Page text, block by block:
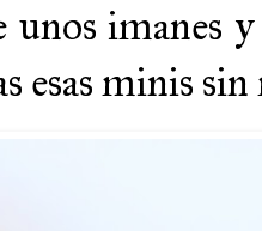
unos imanes
esas minis